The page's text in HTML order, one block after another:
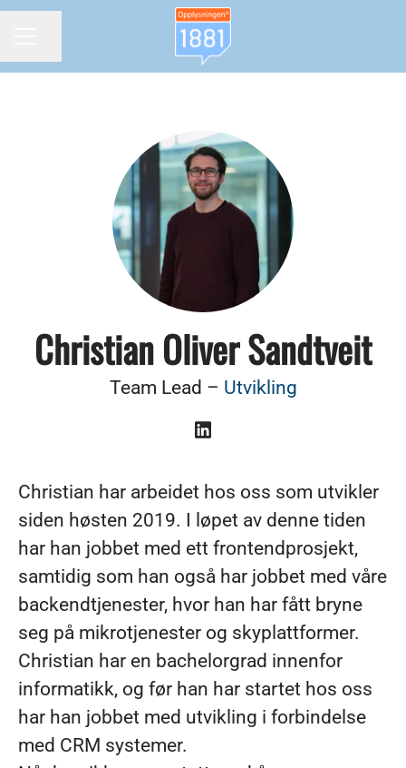
Christian Oliver Sandtveit
Team Lead – Utvikling
Christian har arbeidet hos oss som utvikler
siden høsten 2019. I løpet av denne tiden
har han jobbet med ett frontendprosjekt,
samtidig som han også har jobbet med våre
backendtjenester, hvor han har fått bryne
seg på mikrotjenester og skyplattformer.
Christian har en bachelorgrad innenfor
informatikk, og før han har startet hos oss
har han jobbet med utvikling i forbindelse
med CRM systemer.